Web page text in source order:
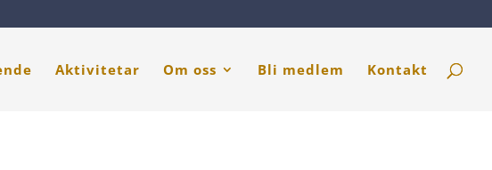
Aktivitetar Om oss Bli medlem Kontakt